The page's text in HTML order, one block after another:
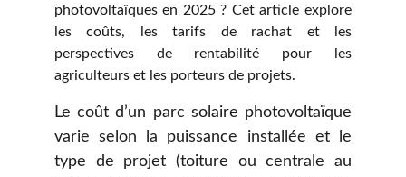
photovoltaïques en 2025 ? Cet article explore
les coûts, les tarifs de rachat et les
perspectives de rentabilité pour les
agriculteurs et les porteurs de projets.
Le coût d’un parc solaire photovoltaïque
varie selon la puissance installée et le
type de projet (toiture ou centrale au